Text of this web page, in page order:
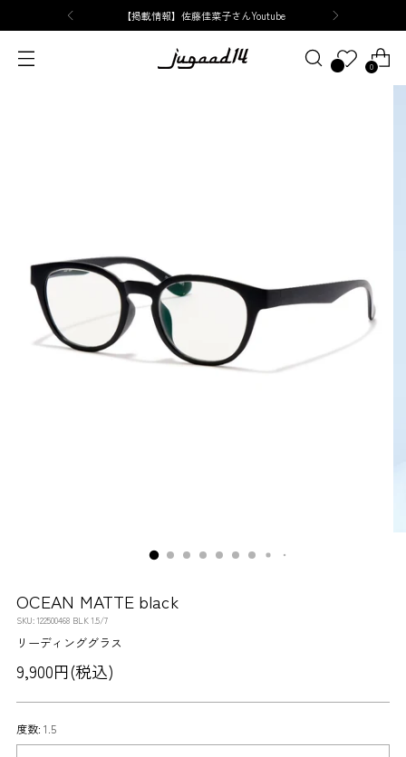
【掲載情報】佐藤佳菜子さんYoutube
0
OCEAN MATTE black
SKU: 122500468 BLK 1.5/7
リーディンググラス
通
価
格
9,900円(税込)
度数: 1.5